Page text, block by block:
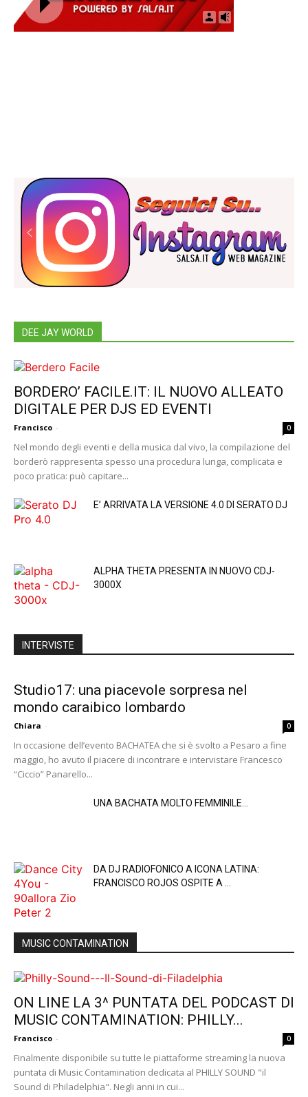
DEE JAY WORLD
BORDERO’ FACILE.IT: IL NUOVO ALLEATO
DIGITALE PER DJS ED EVENTI
Francisco - 0
Nel mondo degli eventi e della musica dal vivo, la compilazione del
borderò rappresenta spesso una procedura lunga, complicata e
poco pratica: può capitare...
E’ ARRIVATA LA VERSIONE 4.0 DI SERATO DJ
ALPHA THETA PRESENTA IN NUOVO CDJ-
3000X
INTERVISTE
Studio17: una piacevole sorpresa nel
mondo caraibico lombardo
Chiara - 0
In occasione dell’evento BACHATEA che si è svolto a Pesaro a fine
maggio, ho avuto il piacere di incontrare e intervistare Francesco
“Ciccio” Panarello...
UNA BACHATA MOLTO FEMMINILE…
DA DJ RADIOFONICO A ICONA LATINA:
FRANCISCO ROJOS OSPITE A ...
MUSIC CONTAMINATION
ON LINE LA 3^ PUNTATA DEL PODCAST DI
MUSIC CONTAMINATION: PHILLY...
Francisco - 0
Finalmente disponibile su tutte le piattaforme streaming la nuova
puntata di Music Contamination dedicata al PHILLY SOUND "il
Sound di Philadelphia". Negli anni in cui...